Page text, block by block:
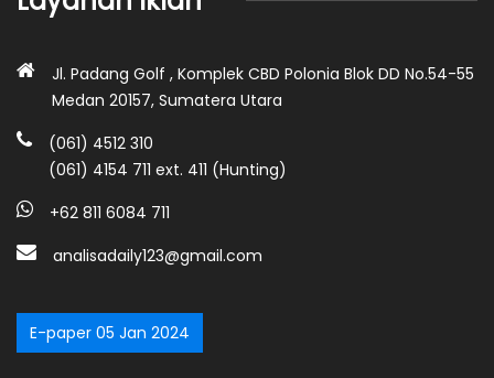
Jl. Padang Golf , Komplek CBD Polonia Blok DD No.54-55
Medan 20157, Sumatera Utara
(061) 4512 310
(061) 4154 711 ext. 411 (Hunting)
+62 811 6084 711
analisadaily123@gmail.com
E-paper 05 Jan 2024